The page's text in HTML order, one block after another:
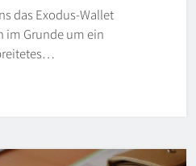
das Exodus-Wallet
im Grunde um ein